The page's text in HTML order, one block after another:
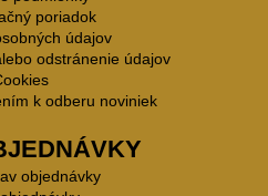
poriadok
údajov
odstránenie údajov
k odberu noviniek
objednávky